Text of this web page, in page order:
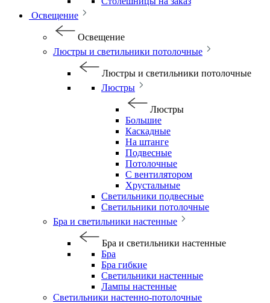
Освещение
Освещение
Люстры и светильники потолочные
Люстры и светильники потолочные
Люстры
Люстры
Большие
Каскадные
На штанге
Подвесные
Потолочные
С вентилятором
Хрустальные
Светильники подвесные
Светильники потолочные
Бра и светильники настенные
Бра и светильники настенные
Бра
Бра гибкие
Светильники настенные
Лампы настенные
Светильники настенно-потолочные